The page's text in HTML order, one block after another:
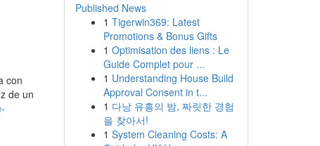
con
de un
Published News
1 Tigerwin369: Latest
Promotions & Bonus Gifts
1 Optimisation des liens : Le
Guide Complet pour ...
1 Understanding House Build
Approval Consent in t...
1 다낭 유흥의 밤, 짜릿한 경험
을 찾아서!
1 System Cleaning Costs: A